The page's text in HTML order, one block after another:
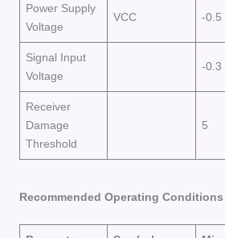
Power Supply
Voltage
VCC -0.5
Signal Input
Voltage
-0.3
Receiver
Damage
Threshold
5
Recommended Operating Conditions